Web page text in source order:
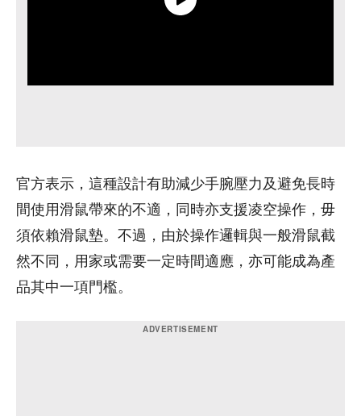
官方表示，這種設計有助減少手腕壓力及避免長時
間使用滑鼠帶來的不適，同時亦支援凌空操作，毋
須依賴滑鼠墊。不過，由於操作邏輯與一般滑鼠截
然不同，用家或需要一定時間適應，亦可能成為產
品其中一項門檻。